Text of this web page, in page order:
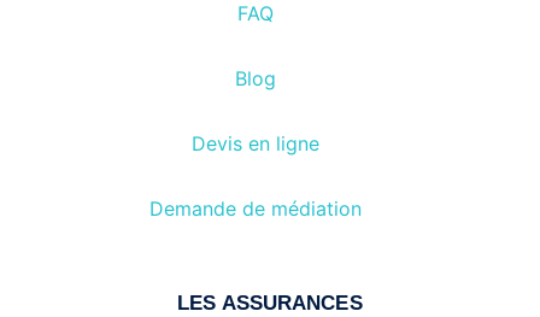
FAQ
Blog
Devis en ligne
Demande de médiation
LES ASSURANCES